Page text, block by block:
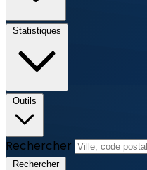
Statistiques
Outils
Rechercher
Rechercher